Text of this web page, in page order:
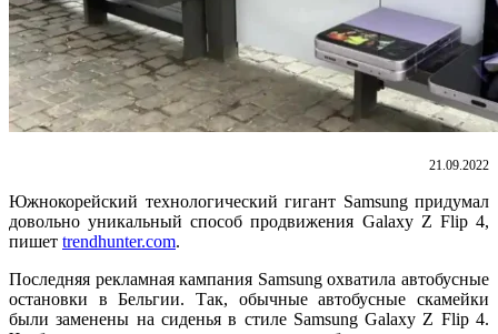
21.09.2022
Южнокорейский технологический гигант Samsung придумал
довольно уникальный способ продвижения Galaxy Z Flip 4,
пишет trendhunter.com.
Последняя рекламная кампания Samsung охватила автобусные
остановки в Бельгии. Так, обычные автобусные скамейки
были заменены на сиденья в стиле Samsung Galaxy Z Flip 4.